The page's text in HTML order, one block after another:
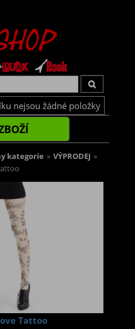
nejsou žádné položky
kategorie » VÝPRODEJ »
Tattoo